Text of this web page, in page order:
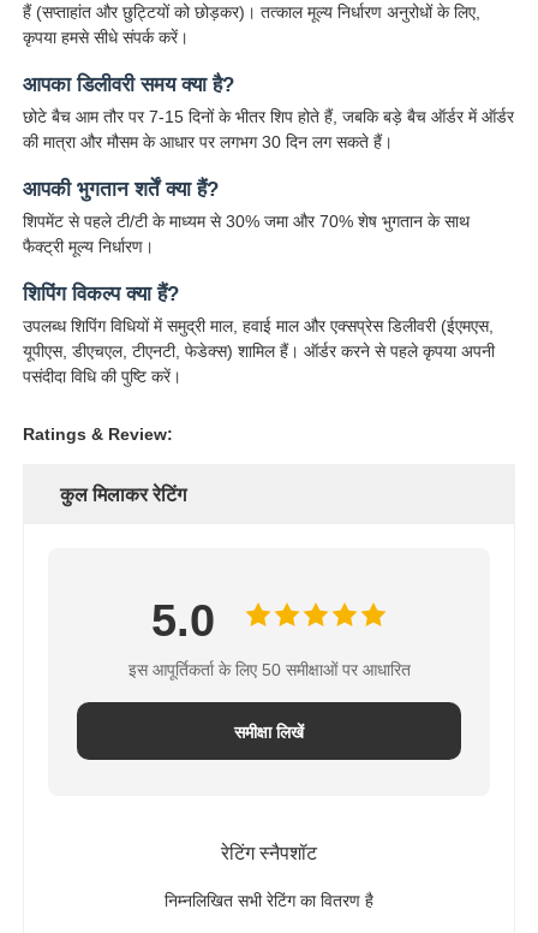
हैं (सप्ताहांत और छुट्टियों को छोड़कर)। तत्काल मूल्य निर्धारण अनुरोधों के लिए,
कृपया हमसे सीधे संपर्क करें।
आपका डिलीवरी समय क्या है?
छोटे बैच आम तौर पर 7-15 दिनों के भीतर शिप होते हैं, जबकि बड़े बैच ऑर्डर में ऑर्डर
की मात्रा और मौसम के आधार पर लगभग 30 दिन लग सकते हैं।
आपकी भुगतान शर्तें क्या हैं?
शिपमेंट से पहले टी/टी के माध्यम से 30% जमा और 70% शेष भुगतान के साथ
फैक्ट्री मूल्य निर्धारण।
शिपिंग विकल्प क्या हैं?
उपलब्ध शिपिंग विधियों में समुद्री माल, हवाई माल और एक्सप्रेस डिलीवरी (ईएमएस,
यूपीएस, डीएचएल, टीएनटी, फेडेक्स) शामिल हैं। ऑर्डर करने से पहले कृपया अपनी
पसंदीदा विधि की पुष्टि करें।
Ratings & Review:
कुल मिलाकर रेटिंग
5.0
इस आपूर्तिकर्ता के लिए 50 समीक्षाओं पर आधारित
समीक्षा लिखें
रेटिंग स्नैपशॉट
निम्नलिखित सभी रेटिंग का वितरण है